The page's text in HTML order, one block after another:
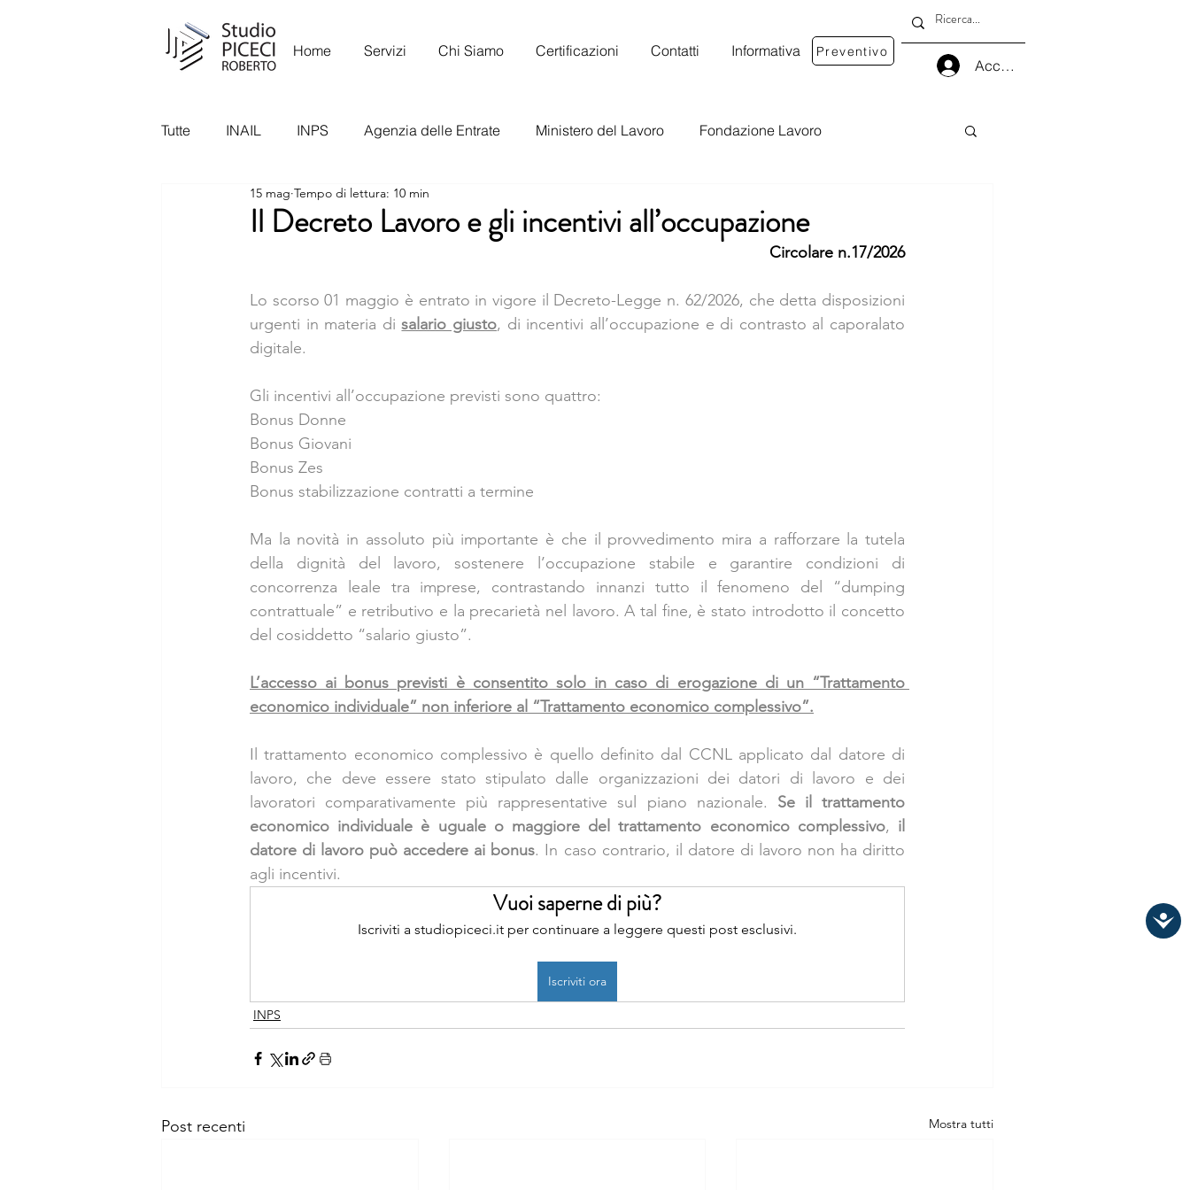
Home Servizi Chi Siamo Certificazioni Contatti Informativa Preventivo
Accedi
Tutte INAIL INPS Agenzia delle Entrate Ministero del Lavoro Fondazione Lavoro
Garante Privacy Ispettorato Nazionale del Lavoro
Il Decreto Lavoro e gli incentivi all’occupazione
15 mag Tempo di lettura: 10 min
Circolare n.17/2026
Lo scorso 01 maggio è entrato in vigore il Decreto-Legge n. 62/2026, che detta disposizioni
urgenti in materia di salario giusto, di incentivi all’occupazione e di contrasto al caporalato
digitale.
Gli incentivi all’occupazione previsti sono quattro:
Bonus Donne
Bonus Giovani
Bonus Zes
Bonus stabilizzazione contratti a termine
Ma la novità in assoluto più importante è che il provvedimento mira a rafforzare la tutela
della dignità del lavoro, sostenere l’occupazione stabile e garantire condizioni di
concorrenza leale tra imprese, contrastando innanzi tutto il fenomeno del “dumping
contrattuale” e retributivo e la precarietà nel lavoro. A tal fine, è stato introdotto il concetto
del cosiddetto “salario giusto”.
L’accesso ai bonus previsti è consentito solo in caso di erogazione di un “Trattamento
economico individuale” non inferiore al “Trattamento economico complessivo”.
Il trattamento economico complessivo è quello definito dal CCNL applicato dal datore di
lavoro, che deve essere stato stipulato dalle organizzazioni dei datori di lavoro e dei
lavoratori comparativamente più rappresentative sul piano nazionale. Se il trattamento
economico individuale è uguale o maggiore del trattamento economico complessivo, il
datore di lavoro può accedere ai bonus. In caso contrario, il datore di lavoro non ha diritto
agli incentivi.
Vuoi saperne di più?
Iscriviti a studiopiceci.it per continuare a leggere questi post esclusivi.
Iscriviti ora
INPS
Post recenti Mostra tutti